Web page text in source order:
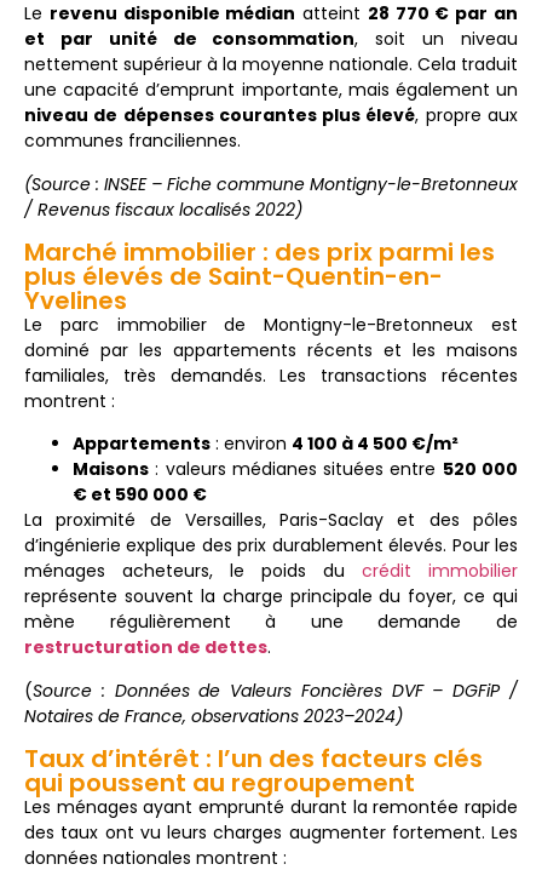
Le revenu disponible médian atteint 28 770 € par an
et par unité de consommation, soit un niveau
nettement supérieur à la moyenne nationale. Cela traduit
une capacité d’emprunt importante, mais également un
niveau de dépenses courantes plus élevé, propre aux
communes franciliennes.
(Source : INSEE – Fiche commune Montigny-le-Bretonneux
/ Revenus fiscaux localisés 2022)
Marché immobilier : des prix parmi les
plus élevés de Saint-Quentin-en-
Yvelines
Le parc immobilier de Montigny-le-Bretonneux est
dominé par les appartements récents et les maisons
familiales, très demandés. Les transactions récentes
montrent :
Appartements : environ 4 100 à 4 500 €/m²
Maisons : valeurs médianes situées entre 520 000
€ et 590 000 €
La proximité de Versailles, Paris-Saclay et des pôles
d’ingénierie explique des prix durablement élevés. Pour les
ménages acheteurs, le poids du crédit immobilier
représente souvent la charge principale du foyer, ce qui
mène régulièrement à une demande de
restructuration de dettes.
(Source : Données de Valeurs Foncières DVF – DGFiP /
Notaires de France, observations 2023–2024)
Taux d’intérêt : l’un des facteurs clés
qui poussent au regroupement
Les ménages ayant emprunté durant la remontée rapide
des taux ont vu leurs charges augmenter fortement. Les
données nationales montrent :